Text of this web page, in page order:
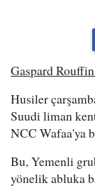
Gaspard
Husiler
Suudi liman
NCC Wafaa'ya
Bu, Yemenli
yönelik abluka